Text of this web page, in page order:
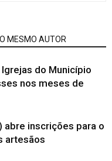
MESMO AUTOR
do Município
nos meses de
abre inscrições para o
artesãos